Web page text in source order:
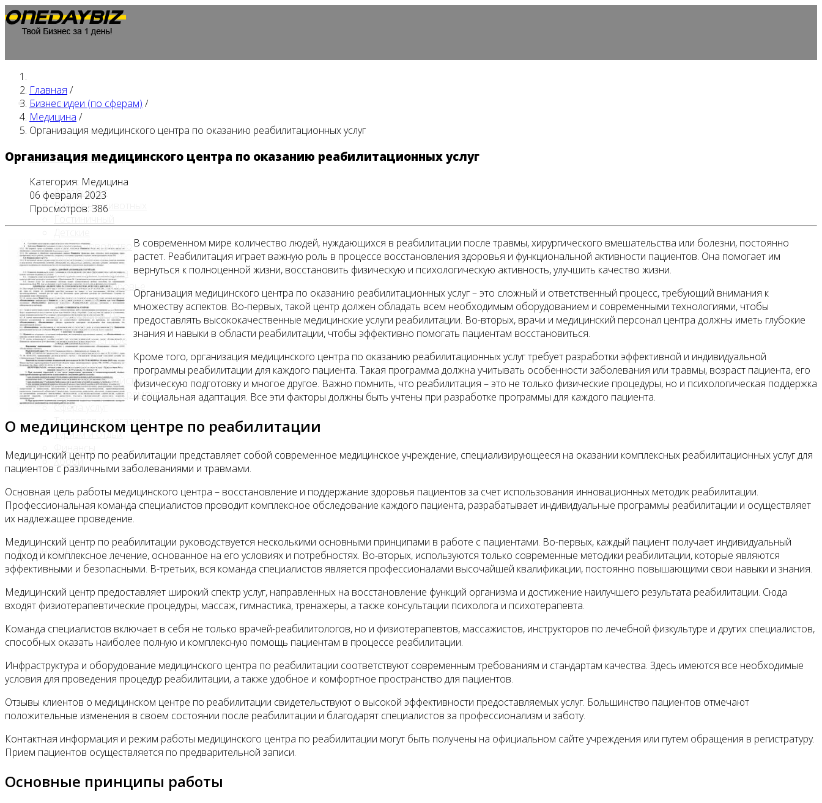
Главная
Бизнес идеи (по сферам)
Автобизнес
Бизнес на животных
Гостиничный
Животноводство
Интернет и IT
Кафе / ресторан
Красота и здоровье
Медицина
Островки в ТЦ
Производство
Промышленное
производство
Развлечения
Сельское хозяйство
Строительство, ремонт
Сфера услуг
Торговля и магазины
Туризм и отдых
Финансы
Хобби
Блог
Контакты
Главная /
Бизнес идеи (по сферам) /
Медицина /
Организация медицинского центра по оказанию реабилитационных услуг
Организация медицинского центра по оказанию реабилитационных услуг
Категория: Медицина
06 февраля 2023
Просмотров: 386
В современном мире количество людей, нуждающихся в реабилитации после травмы, хирургического вмешательства или болезни, постоянно
растет. Реабилитация играет важную роль в процессе восстановления здоровья и функциональной активности пациентов. Она помогает им
вернуться к полноценной жизни, восстановить физическую и психологическую активность, улучшить качество жизни.
Организация медицинского центра по оказанию реабилитационных услуг – это сложный и ответственный процесс, требующий внимания к
множеству аспектов. Во-первых, такой центр должен обладать всем необходимым оборудованием и современными технологиями, чтобы
предоставлять высококачественные медицинские услуги реабилитации. Во-вторых, врачи и медицинский персонал центра должны иметь глубокие
знания и навыки в области реабилитации, чтобы эффективно помогать пациентам восстановиться.
Кроме того, организация медицинского центра по оказанию реабилитационных услуг требует разработки эффективной и индивидуальной
программы реабилитации для каждого пациента. Такая программа должна учитывать особенности заболевания или травмы, возраст пациента, его
физическую подготовку и многое другое. Важно помнить, что реабилитация – это не только физические процедуры, но и психологическая поддержка
и социальная адаптация. Все эти факторы должны быть учтены при разработке программы для каждого пациента.
О медицинском центре по реабилитации
Медицинский центр по реабилитации представляет собой современное медицинское учреждение, специализирующееся на оказании комплексных реабилитационных услуг для
пациентов с различными заболеваниями и травмами.
Основная цель работы медицинского центра – восстановление и поддержание здоровья пациентов за счет использования инновационных методик реабилитации.
Профессиональная команда специалистов проводит комплексное обследование каждого пациента, разрабатывает индивидуальные программы реабилитации и осуществляет
их надлежащее проведение.
Медицинский центр по реабилитации руководствуется несколькими основными принципами в работе с пациентами. Во-первых, каждый пациент получает индивидуальный
подход и комплексное лечение, основанное на его условиях и потребностях. Во-вторых, используются только современные методики реабилитации, которые являются
эффективными и безопасными. В-третьих, вся команда специалистов является профессионалами высочайшей квалификации, постоянно повышающими свои навыки и знания.
Медицинский центр предоставляет широкий спектр услуг, направленных на восстановление функций организма и достижение наилучшего результата реабилитации. Сюда
входят физиотерапевтические процедуры, массаж, гимнастика, тренажеры, а также консультации психолога и психотерапевта.
Команда специалистов включает в себя не только врачей-реабилитологов, но и физиотерапевтов, массажистов, инструкторов по лечебной физкультуре и других специалистов,
способных оказать наиболее полную и комплексную помощь пациентам в процессе реабилитации.
Инфраструктура и оборудование медицинского центра по реабилитации соответствуют современным требованиям и стандартам качества. Здесь имеются все необходимые
условия для проведения процедур реабилитации, а также удобное и комфортное пространство для пациентов.
Отзывы клиентов о медицинском центре по реабилитации свидетельствуют о высокой эффективности предоставляемых услуг. Большинство пациентов отмечают
положительные изменения в своем состоянии после реабилитации и благодарят специалистов за профессионализм и заботу.
Контактная информация и режим работы медицинского центра по реабилитации могут быть получены на официальном сайте учреждения или путем обращения в регистратуру.
Прием пациентов осуществляется по предварительной записи.
Основные принципы работы